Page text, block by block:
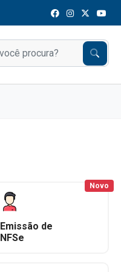
Emissão de
NFSe
Novo